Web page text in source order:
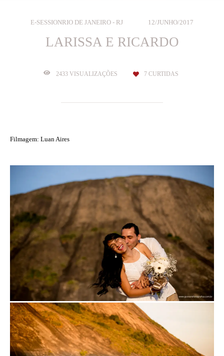
E-SESSIONRIO DE JANEIRO - RJ 12/JUNHO/2017
LARISSA E RICARDO
2433VISUALIZAÇÕES 7CURTIDAS
Filmagem: Luan Aires